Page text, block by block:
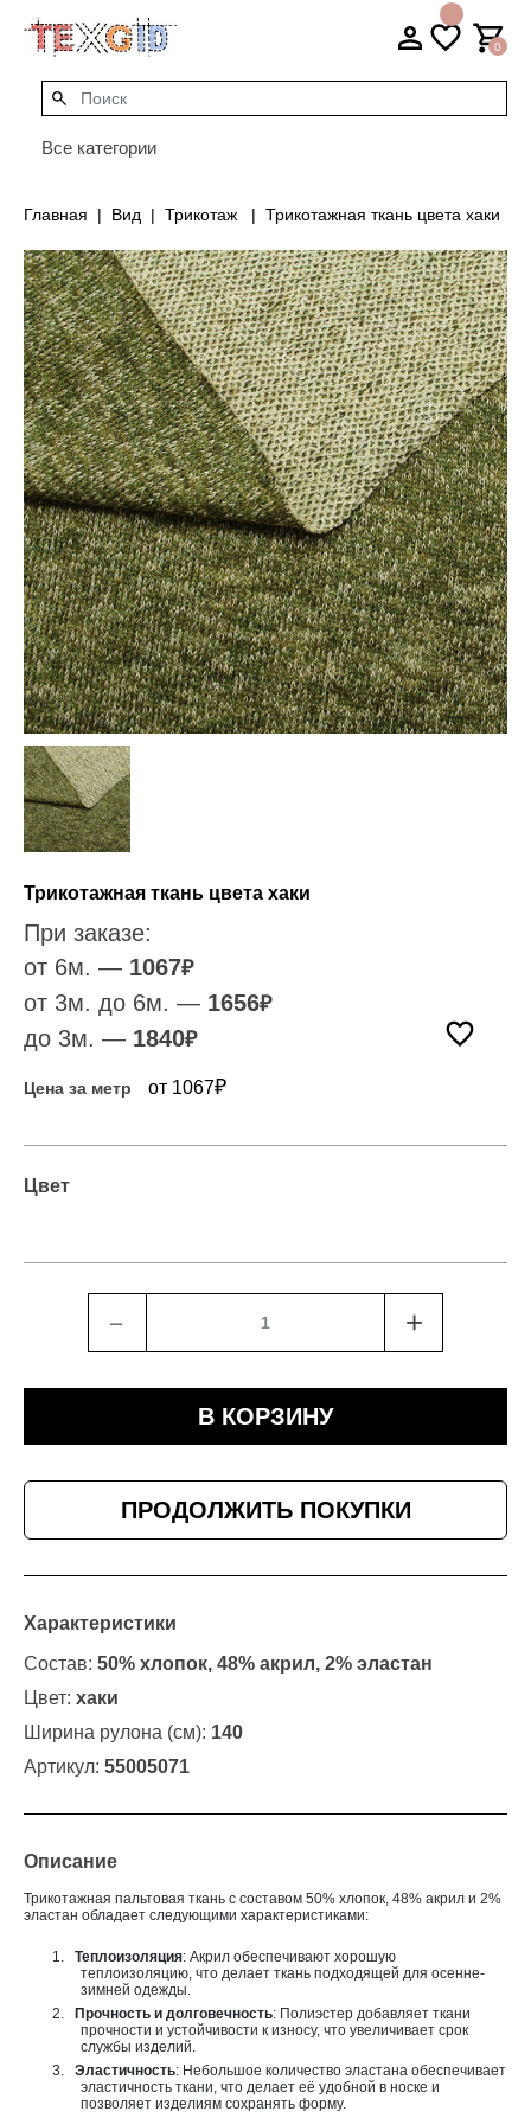
0
Все категории
Главная Вид Трикотаж Трикотажная ткань цвета хаки
Трикотажная ткань цвета хаки
При заказе:
от 6м. — 1067₽
от 3м. до 6м. — 1656₽
до 3м. — 1840₽
Цена за метр от 1067₽
Цвет
﹣ +
В КОРЗИНУ
ПРОДОЛЖИТЬ ПОКУПКИ
Характеристики
Состав: 50% хлопок, 48% акрил, 2% эластан
Цвет: хаки
Ширина рулона (см): 140
Артикул: 55005071
Описание
Трикотажная пальтовая ткань с составом 50% хлопок, 48% акрил и 2%
эластан обладает следующими характеристиками:
1. Теплоизоляция: Акрил обеспечивают хорошую
теплоизоляцию, что делает ткань подходящей для осенне-
зимней одежды.
2.
Прочность и долговечность: Полиэстер добавляет ткани
прочности и устойчивости к износу, что увеличивает срок
службы изделий.
3.
Эластичность: Небольшое количество эластана обеспечивает
эластичность ткани, что делает её удобной в носке и
позволяет изделиям сохранять форму.